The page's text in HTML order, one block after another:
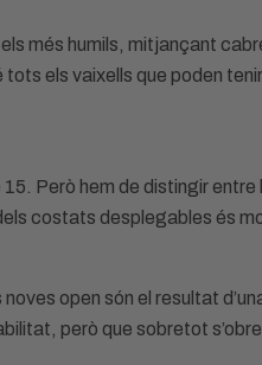
més humils, mitjançant
els vaixells que poden
Però hem de distingir entre
costats desplegables és
open són el resultat
però que sobretot